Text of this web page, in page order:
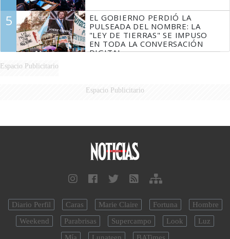
5
EL GOBIERNO PERDIÓ LA
PULSEADA DEL NOMBRE: LA
"LEY DE TIERRAS" SE IMPUSO
EN TODA LA CONVERSACIÓN
DIGITAL
Espacio Publicitario
Espacio Publicitario
Diario Perfil Caras Marie Claire Fortuna
Hombre
Weekend
Parabrisas Supercampo Look
Luz